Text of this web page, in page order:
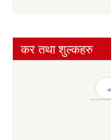
कर तथा शुल्कहरु